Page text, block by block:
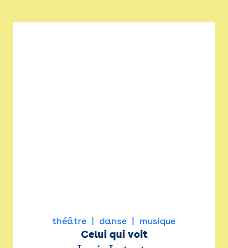
théâtre danse musique
Celui qui voit